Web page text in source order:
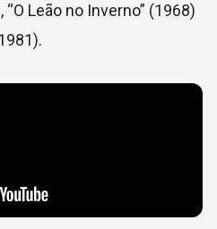
Leão no Inverno”​ (1968)